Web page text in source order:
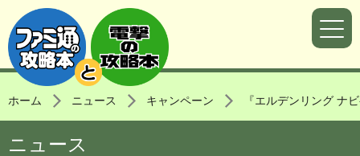
ホーム ニュース キャンペーン 『エルデンリング ナ
ニュース